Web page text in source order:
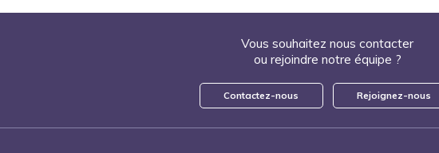
Vous souhaitez nous contacter
ou rejoindre notre équipe ?
Contactez-nous Rejoignez-nous